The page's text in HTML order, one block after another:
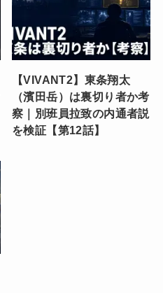
【VIVANT2】東条翔太
（濱田岳）は裏切り者か考
察｜別班員拉致の内通者説
を検証【第12話】